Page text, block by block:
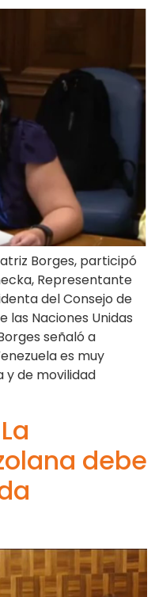
Borges, participó
Representante
del Consejo de
las Naciones Unidas
señaló a
es muy
y de movilidad
debe